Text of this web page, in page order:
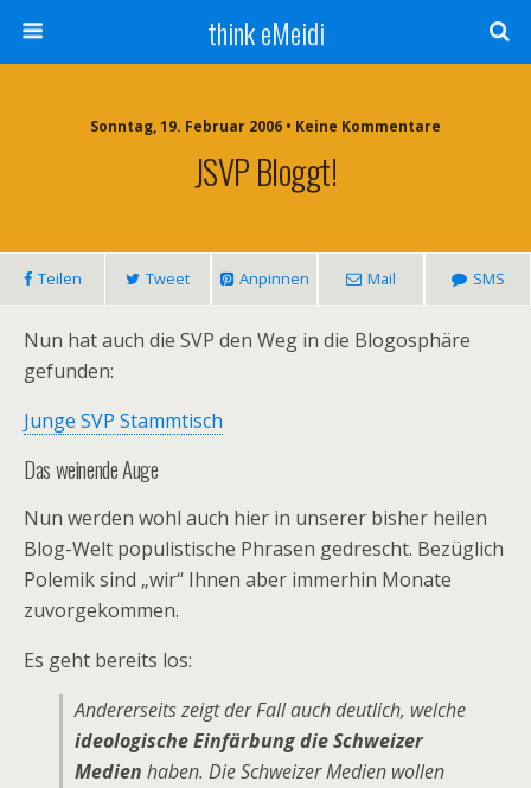
think eMeidi
Sonntag, 19. Februar 2006 • Keine Kommentare
JSVP Bloggt!
Teilen Tweet Anpinnen Mail SMS
Nun hat auch die SVP den Weg in die Blogosphäre
gefunden:
Junge SVP Stammtisch
Das weinende Auge
Nun werden wohl auch hier in unserer bisher heilen
Blog-Welt populistische Phrasen gedrescht. Bezüglich
Polemik sind „wir“ Ihnen aber immerhin Monate
zuvorgekommen.
Es geht bereits los:
Andererseits zeigt der Fall auch deutlich, welche
ideologische Einfärbung die Schweizer
Medien haben. Die Schweizer Medien wollen